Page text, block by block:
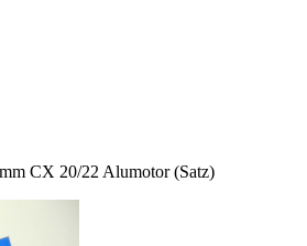
CX 20/22 Alumotor (Satz)